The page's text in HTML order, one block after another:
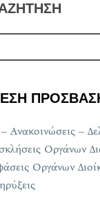
Ανακοινώσεις –
Οργάνων
Οργάνων